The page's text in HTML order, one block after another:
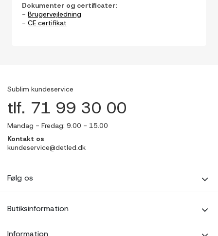
Dokumenter og certificater:
- Brugervejledning
- CE certifikat
Sublim kundeservice
tlf. 71 99 30 00
Mandag - Fredag: 9.00 - 15.00
Kontakt os
kundeservice@detled.dk
Følg os
Butiksinformation
Information